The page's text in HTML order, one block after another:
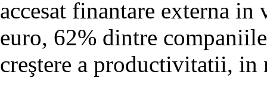
accesat finantare externa
euro, 62% dintre
creştere a productivitatii, in